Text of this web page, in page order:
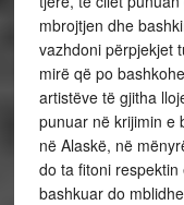
mbrojtjen dhe
vazhdoni përpjekjet
mirë që po
artistëve të gjitha
punuar në krijimin e
në Alaskë, në
do ta fitoni
bashkuar do